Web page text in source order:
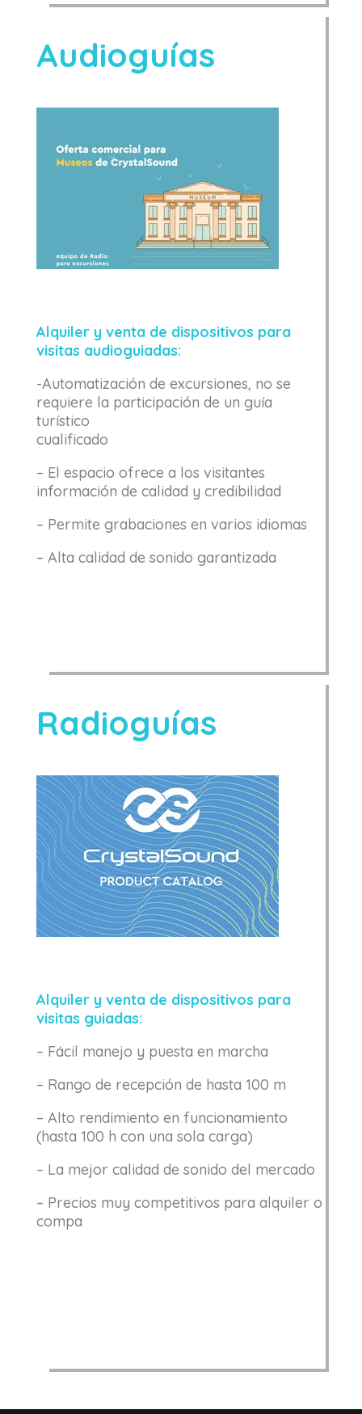
Audioguías
Alquiler y venta de dispositivos para
visitas audioguiadas:
-Automatización de excursiones, no se
requiere la participación de un guía
turístico
cualificado
– El espacio ofrece a los visitantes
información de calidad y credibilidad
– Permite grabaciones en varios idiomas
– Alta calidad de sonido garantizada
Radioguías
Alquiler y venta de dispositivos para
visitas guiadas:
– Fácil manejo y puesta en marcha
– Rango de recepción de hasta 100 m
– Alto rendimiento en funcionamiento
(hasta 100 h con una sola carga)
– La mejor calidad de sonido del mercado
– Precios muy competitivos para alquiler o
compa